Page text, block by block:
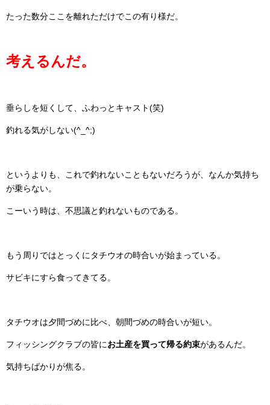
たった数分ここを離れただけでこの有り様だ。
考えるんだ。
垂らしを短くして、ふわっとキャスト(笑)
釣れる気がしない(^_^;)
というよりも、これで釣れないこともないだろうが、なんか気持ち
が乗らない。
こーいう時は、不思議と釣れないものである。
もう周りではとっくにタチウオの時合いが始まっている。
サビキにすら食ってきてる。
タチウオは夕間づめに比べ、朝間づめの時合いが短い。
フィッシングクラブの皆にお土産を買って帰る約束があるんだ。
気持ちばかりが焦る。